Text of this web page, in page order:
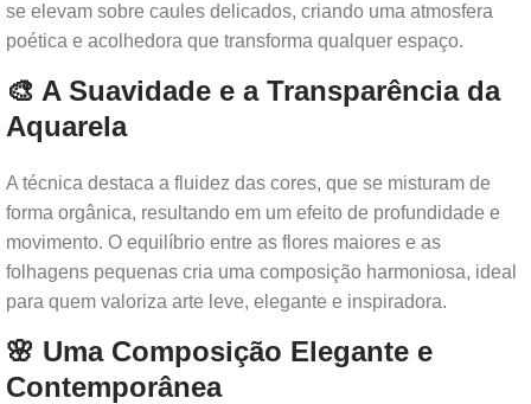
se elevam sobre caules delicados, criando uma atmosfera
poética e acolhedora que transforma qualquer espaço.
🎨 A Suavidade e a Transparência da
Aquarela
A técnica destaca a fluidez das cores, que se misturam de
forma orgânica, resultando em um efeito de profundidade e
movimento. O equilíbrio entre as flores maiores e as
folhagens pequenas cria uma composição harmoniosa, ideal
para quem valoriza arte leve, elegante e inspiradora.
🌸 Uma Composição Elegante e
Contemporânea